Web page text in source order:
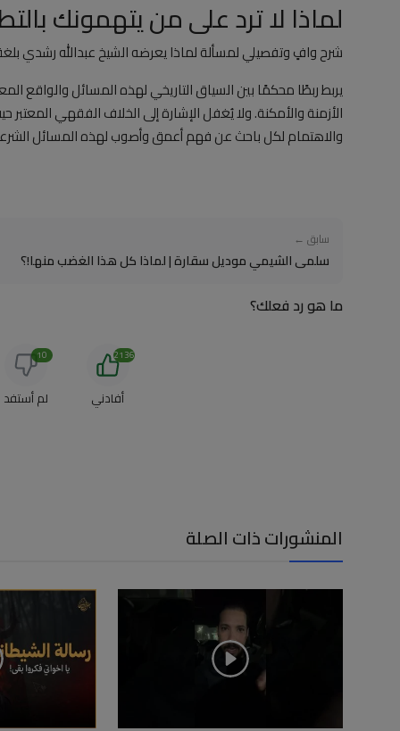
لماذا لا ترد على من يتهمونك
شرح وافٍ وتفصيلي لمسألة لماذا يعرضه الشيخ عبدالله رشدي
يربط ربطًا محكمًا بين السياق التاريخي لهذه المسائل والواقع
الأزمنة والأمكنة. ولا يُغفل الإشارة إلى الخلاف الفقهي
والاهتمام لكل باحث عن فهم أعمق وأصوب لهذه المسائل
سابق ←
سلمى الشيمي موديل سقارة | لماذا كل هذا الغضب منها!؟
ما هو رد فعلك؟
أفادني
2136
لم أستفد
10
المنشورات ذات الصلة